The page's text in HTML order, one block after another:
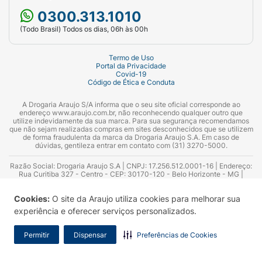
Cookies: O site da Araujo utiliza cookies para melhorar sua
experiência e oferecer serviços personalizados.
Permitir Dispensar Preferências de Cookies
0300.313.1010
(Todo Brasil) Todos os dias, 06h às 00h
Termo de Uso
Portal da Privacidade
Covid-19
Código de Ética e Conduta
A Drogaria Araujo S/A informa que o seu site oficial corresponde ao
endereço www.araujo.com.br, não reconhecendo qualquer outro que
utilize indevidamente da sua marca. Para sua segurança recomendamos
que não sejam realizadas compras em sites desconhecidos que se utilizem
de forma fraudulenta da marca da Drogaria Araujo S.A. Em caso de
dúvidas, gentileza entrar em contato com (31) 3270-5000.
Razão Social: Drogaria Araujo S.A | CNPJ: 17.256.512.0001-16 | Endereço:
Rua Curitiba 327 - Centro - CEP: 30170-120 - Belo Horizonte - MG |
Azevedo Guimarães – CRF 10.965 | Yasmin Silva Alvarenga – CRF 52.584 -
Consultor substituto: Thiago Aguiar Pinheiro - CRF Nº 13.748. Alvará
Sanitário: 2025020713 | Autorização de Funcionamento da Empresa (AFE):